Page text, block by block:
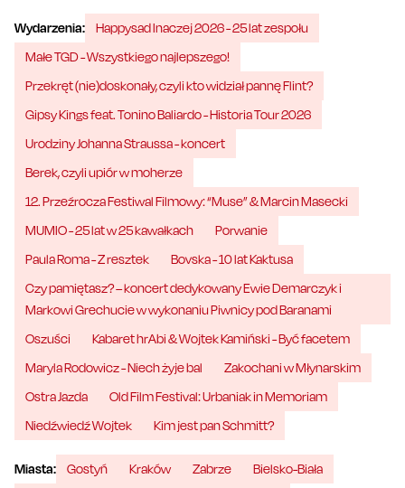
Wydarzenia:
Happysad Inaczej 2026 - 25 lat zespołu
Małe TGD - Wszystkiego najlepszego!
Przekręt (nie)doskonały, czyli kto widział pannę Flint?
Gipsy Kings feat. Tonino Baliardo - Historia Tour 2026
Urodziny Johanna Straussa - koncert
Berek, czyli upiór w moherze
12. Przeźrocza Festiwal Filmowy: “Muse” & Marcin Masecki
MUMIO - 25 lat w 25 kawałkach
Porwanie
Paula Roma - Z resztek
Bovska - 10 lat Kaktusa
Czy pamiętasz? – koncert dedykowany Ewie Demarczyk i
Markowi Grechucie w wykonaniu Piwnicy pod Baranami
Oszuści
Kabaret hrAbi & Wojtek Kamiński - Być facetem
Maryla Rodowicz - Niech żyje bal
Zakochani w Młynarskim
Ostra Jazda
Old Film Festival: Urbaniak in Memoriam
Niedźwiedź Wojtek
Kim jest pan Schmitt?
Miasta: Gostyń Kraków Zabrze
Bielsko-Biała